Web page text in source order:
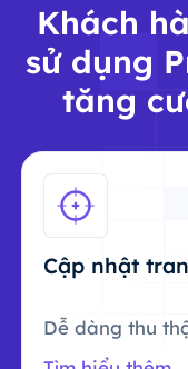
Khách
sử dụng
tăng
Cập nhật
Dễ dàng thu